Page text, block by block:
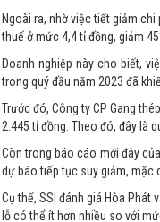
Ngoài ra, nhờ việc tiết giảm
thuế ở mức 4,4 tỉ đồng, giảm
Doanh nghiệp này cho biết,
trong quý đầu năm 2023 đã
Trước đó, Công ty CP Gang
2.445 tỉ đồng. Theo đó, đây là
Còn trong báo cáo mới đây
dự báo tiếp tục suy giảm, mặc
Cụ thể, SSI đánh giá Hòa
lỗ có thể ít hơn nhiều so với